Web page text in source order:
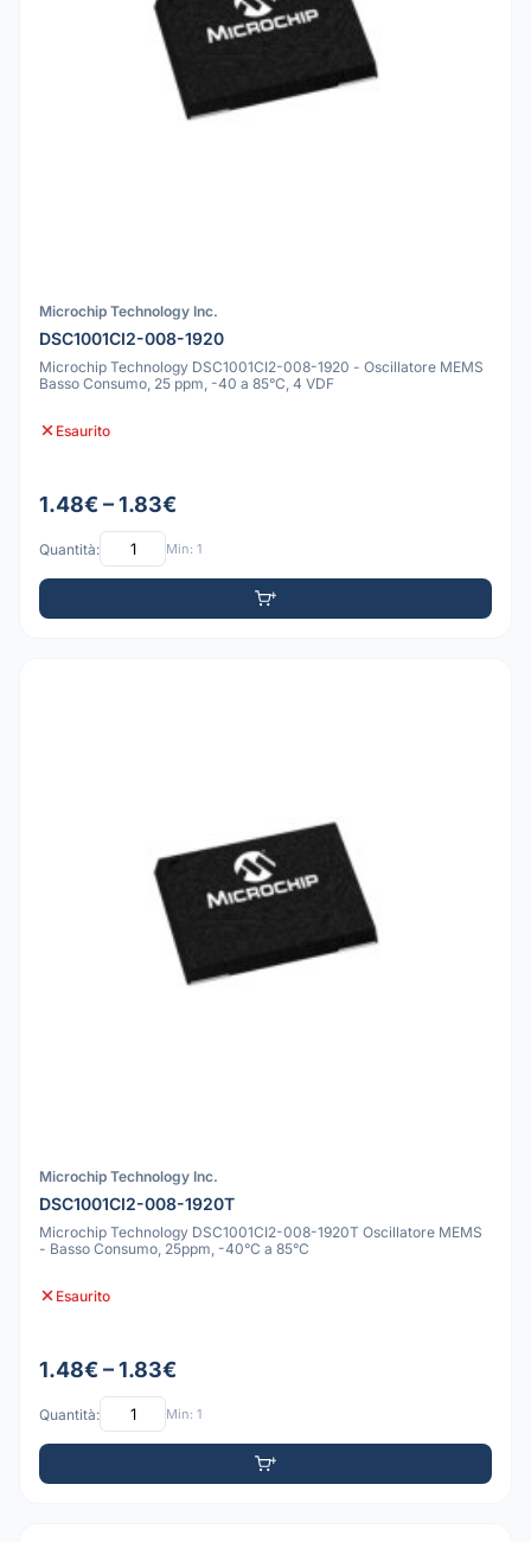
Microchip Technology Inc.
DSC1001CI2-008-1920
Microchip Technology DSC1001CI2-008-1920 - Oscillatore MEMS
Basso Consumo, 25 ppm, -40 a 85°C, 4 VDF
Esaurito
1.48€ – 1.83€
Quantità: Min: 1
Microchip Technology Inc.
DSC1001CI2-008-1920T
Microchip Technology DSC1001CI2-008-1920T Oscillatore MEMS
- Basso Consumo, 25ppm, -40°C a 85°C
Esaurito
1.48€ – 1.83€
Quantità: Min: 1